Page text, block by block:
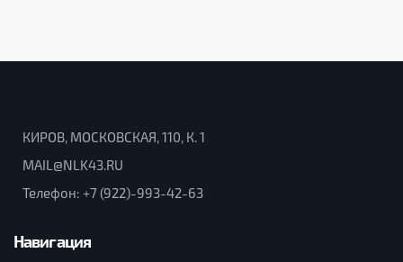
КИРОВ, МОСКОВСКАЯ, 110, К. 1
MAIL@NLK43.RU
Телефон: +7 (922)-993-42-63
Навигация